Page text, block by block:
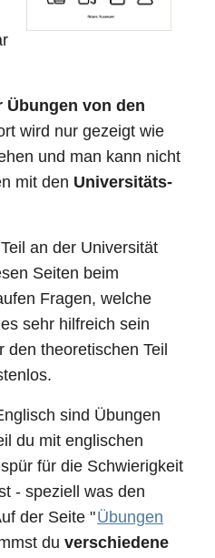
Übungen von den
wird nur gezeigt wie
und man kann nicht
mit den Universitäts-
an der Universität
Seiten beim
Fragen, welche
sehr hilfreich sein
den theoretischen Teil
sind Übungen
du mit englischen
für die Schwierigkeit
- speziell was den
der Seite "Übungen
du verschiedene